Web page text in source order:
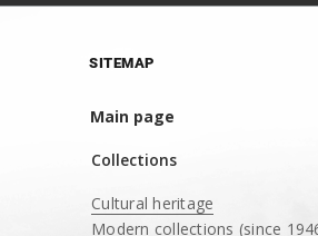
SITEMAP
Main page
Collections
Cultural heritage
Modern collections (since